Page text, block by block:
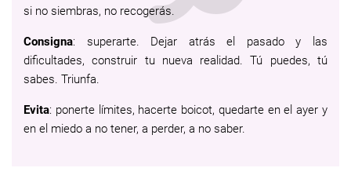
si no siembras, no recogerás.
Consigna: superarte. Dejar atrás el pasado y las
dificultades, construir tu nueva realidad. Tú puedes, tú
sabes. Triunfa.
Evita: ponerte límites, hacerte boicot, quedarte en el ayer y
en el miedo a no tener, a perder, a no saber.